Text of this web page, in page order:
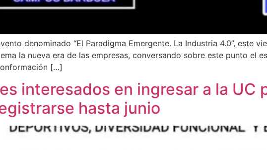
denominado “El Paradigma Emergente. La Industria 4.0”, este
la nueva era de las empresas, conversando sobre este punto el
[…]
interesados en ingresar a la UC
hasta junio